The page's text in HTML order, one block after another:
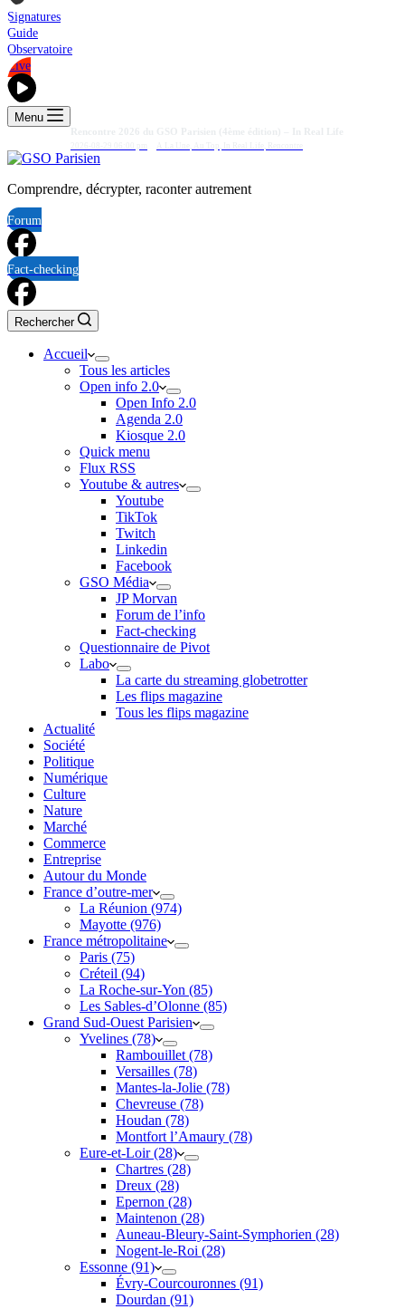
Signatures
Guide
Observatoire
Live
Menu
Comprendre, décrypter, raconter autrement
Forum
Fact-checking
Rechercher
Accueil
Tous les articles
Open info 2.0
Open Info 2.0
Agenda 2.0
Kiosque 2.0
Quick menu
Flux RSS
Youtube & autres
Youtube
TikTok
Twitch
Linkedin
Facebook
GSO Média
JP Morvan
Forum de l’info
Fact-checking
Questionnaire de Pivot
Labo
La carte du streaming globetrotter
Les flips magazine
Tous les flips magazine
Actualité
Société
Politique
Numérique
Culture
Nature
Marché
Commerce
Entreprise
Autour du Monde
France d’outre-mer
La Réunion (974)
Mayotte (976)
France métropolitaine
Paris (75)
Créteil (94)
La Roche-sur-Yon (85)
Les Sables-d’Olonne (85)
Grand Sud-Ouest Parisien
Yvelines (78)
Rambouillet (78)
Versailles (78)
Mantes-la-Jolie (78)
Chevreuse (78)
Houdan (78)
Montfort l’Amaury (78)
Eure-et-Loir (28)
Chartres (28)
Dreux (28)
Epernon (28)
Maintenon (28)
Auneau-Bleury-Saint-Symphorien (28)
Nogent-le-Roi (28)
Essonne (91)
Évry-Courcouronnes (91)
Dourdan (91)